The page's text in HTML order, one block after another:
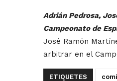
Adrián Pedrosa,
Campeonato de
José Ramón
arbitrar en el
ETIQUETES